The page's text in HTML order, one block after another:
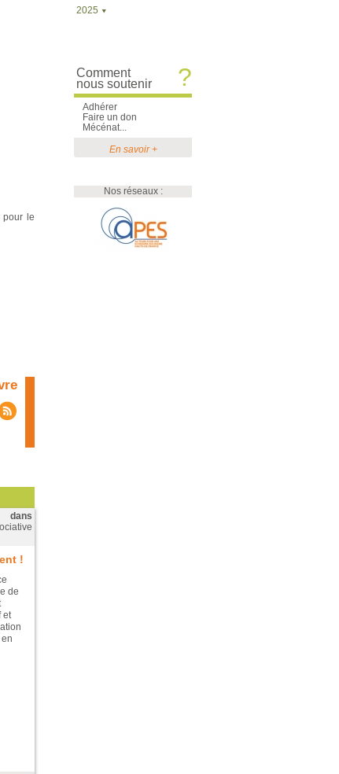
pour le
dans
!
de
et
2025
Comment
nous soutenir
?
Adhérer
Faire un don
Mécénat...
En savoir +
Nos réseaux :